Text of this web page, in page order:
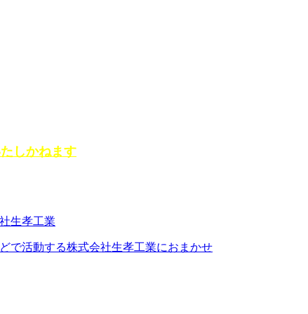
しかねます
で活動する株式会社生孝工業におまかせ